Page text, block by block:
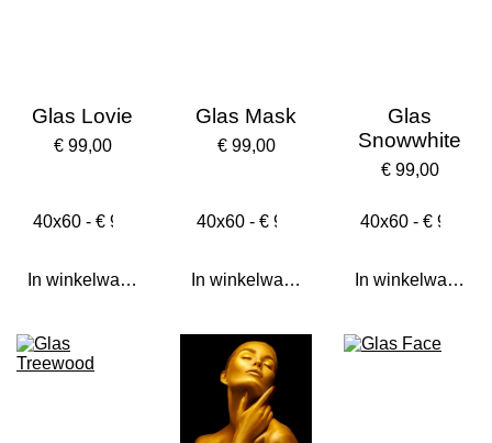
Glas Lovie
€ 99,00
In winkelwagen
Glas Mask
€ 99,00
In winkelwagen
Glas
Snowwhite
€ 99,00
In winkelwagen